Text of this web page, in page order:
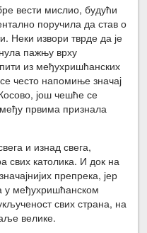
вести мислио, будући
поручила да став о
Неки извори тврде да је
пажњу врху
из међухришћанских
често напомиње значај
још чешће се
првима признала
и изнад свега,
свих католика. И док на
препрека, јер
у међухришћанском
свих страна, на
велике.